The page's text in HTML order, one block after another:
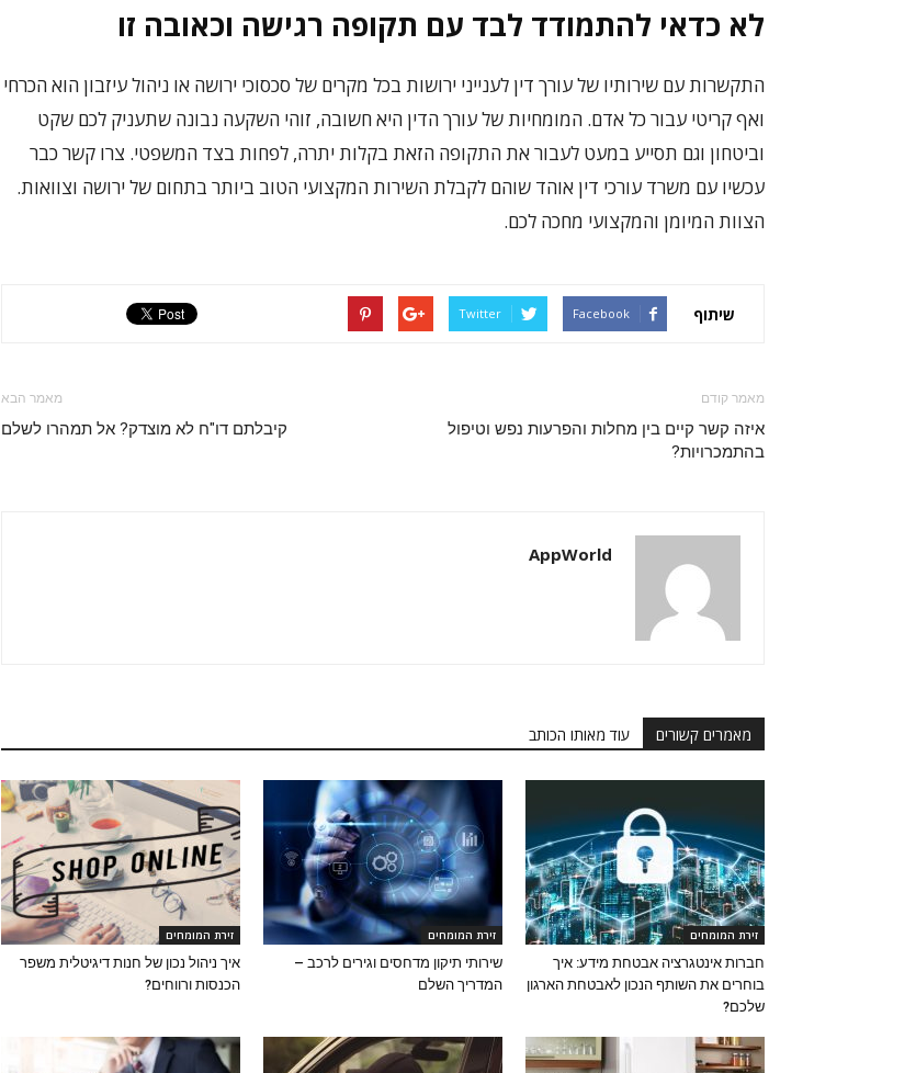
לא כדאי להתמודד לבד עם תקופה רגישה וכאובה זו
התקשרות עם שירותיו של עורך דין לענייני ירושות בכל מקרים של סכסוכי ירושה או ניהול עיזבון הוא הכרחי
ואף קריטי עבור כל אדם. המומחיות של עורך הדין היא חשובה, זוהי השקעה נבונה שתעניק לכם שקט
וביטחון וגם תסייע במעט לעבור את התקופה הזאת בקלות יתרה, לפחות בצד המשפטי. צרו קשר כבר
עכשיו עם משרד עורכי דין אוהד שוהם לקבלת השירות המקצועי הטוב ביותר בתחום של ירושה וצוואות.
הצוות המיומן והמקצועי מחכה לכם.
שיתוף Facebook
Twitter
מאמר קודם
איזה קשר קיים בין מחלות והפרעות נפש וטיפול
בהתמכרויות?
מאמר הבא
קיבלתם דו"ח לא מוצדק? אל תמהרו לשלם
AppWorld
מאמרים קשורים עוד מאותו הכותב
זירת המומחים
חברות אינטגרציה אבטחת מידע: איך
בוחרים את השותף הנכון לאבטחת הארגון
שלכם?
זירת המומחים
שירותי תיקון מדחסים וגירים לרכב –
המדריך השלם
זירת המומחים
איך ניהול נכון של חנות דיגיטלית משפר
הכנסות ורווחים?